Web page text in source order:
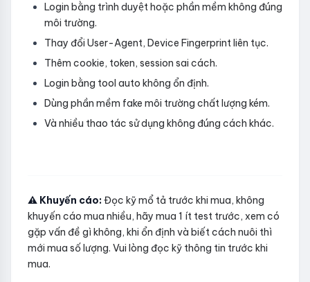
Login bằng trình duyệt hoặc phần mềm không đúng
môi trường.
Thay đổi User-Agent, Device Fingerprint liên tục.
Thêm cookie, token, session sai cách.
Login bằng tool auto không ổn định.
Dùng phần mềm fake môi trường chất lượng kém.
Và nhiều thao tác sử dụng không đúng cách khác.
⚠️ Khuyến cáo:Đọc kỹ mổ tả trước khi mua, không
khuyến cáo mua nhiều, hãy mua 1 ít test trước, xem có
gặp vấn đề gì không, khi ổn định và biết cách nuôi thì
mới mua số lượng. Vui lòng đọc kỹ thông tin trước khi
mua.